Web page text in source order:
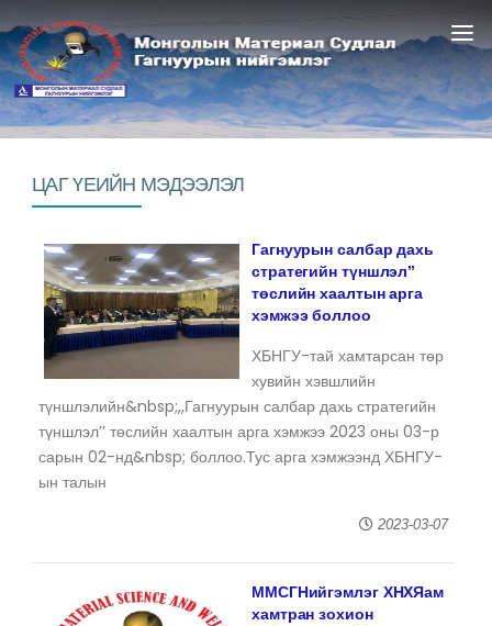
НИЙГЭМЛЭГИЙН ТУХАЙ
МЭДЭЭЛЭЛ
ГАДААД ХАРИЛЦАА
ГАГНУУРЧИН
ЦАГ ҮЕИЙН МЭДЭЭЛЭЛ
Гагнуурын салбар дахь
стратегийн түншлэл’’
төслийн хаалтын арга
хэмжээ боллоо
ХБНГУ-тай хамтарсан төр
хувийн хэвшлийн
түншлэлийн&nbsp;,,Гагнуурын салбар дахь стратегийн
түншлэл’’ төслийн хаалтын арга хэмжээ 2023 оны 03-р
сарын 02-нд&nbsp; боллоо.Тус арга хэмжээнд ХБНГУ-
ын талын
2023-03-07
ММСГНийгэмлэг ХНХЯам
хамтран зохион